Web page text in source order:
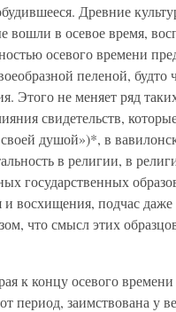
Древние
вошли в осевое время,
осевого времени
пеленой, будто
Этого не меняет ряд
свидетельств,
душой»)*, в
в религии, в
государственных
и восхищения, подчас
что смысл этих
к концу осевого
период, заимствована у